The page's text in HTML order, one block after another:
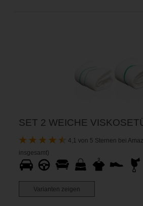
SET 2 WEICHE
4,1 von 5 Sternen bei
insgesamt)
Varianten zeigen